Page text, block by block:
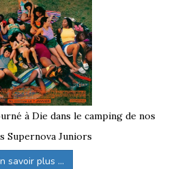
à Die dans le camping de nos
Supernova Juniors
savoir plus ...